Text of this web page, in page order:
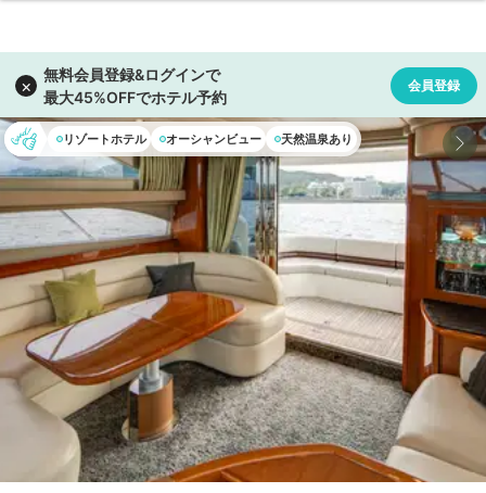
リゾートホテル オーシャンビュー 天然温泉あり